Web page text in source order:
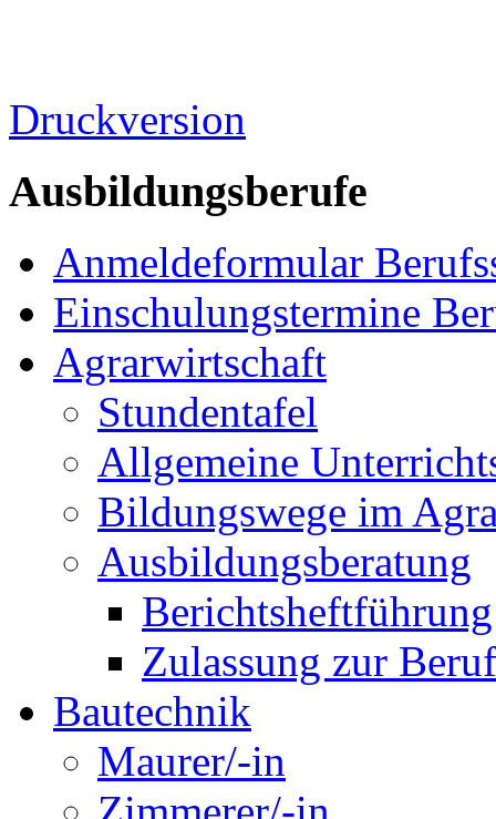
Druckversion
Ausbildungsberufe
Anmeldeformular
Einschulungstermine
Agrarwirtschaft
Stundentafel
Allgemeine
Bildungswege im
Ausbildungsberatung
Berichtsheftführung
Zulassung zur
Bautechnik
Maurer/-in